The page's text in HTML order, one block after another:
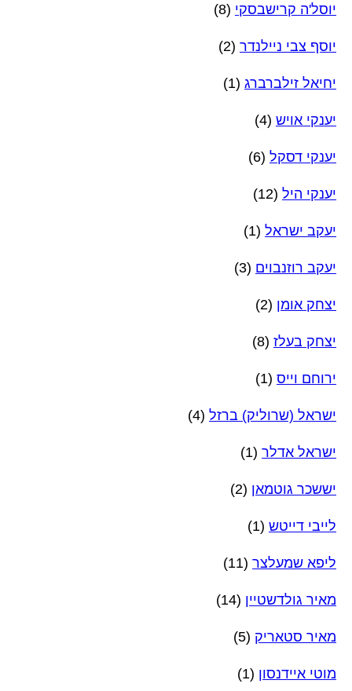
יוסל'ה קרישבסקי (8)
יוסף צבי ניילנדר (2)
יחיאל זילברברג (1)
יענקי אויש (4)
יענקי דסקל (6)
יענקי היל (12)
יעקב ישראל (1)
יעקב רוזנבוים (3)
יצחק אומן (2)
יצחק בעלז (8)
ירוחם וייס (1)
ישראל (שרוליק) ברזל (4)
ישראל אדלר (1)
יששכר גוטמאן (2)
לייבי דייטש (1)
ליפא שמעלצר (11)
מאיר גולדשטיין (14)
מאיר סטאריק (5)
מוטי איידנסון (1)